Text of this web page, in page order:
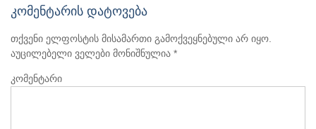
კომენტარის დატოვება
თქვენი ელფოსტის მისამართი გამოქვეყნებული არ იყო.
აუცილებელი ველები მონიშნულია *
კომენტარი